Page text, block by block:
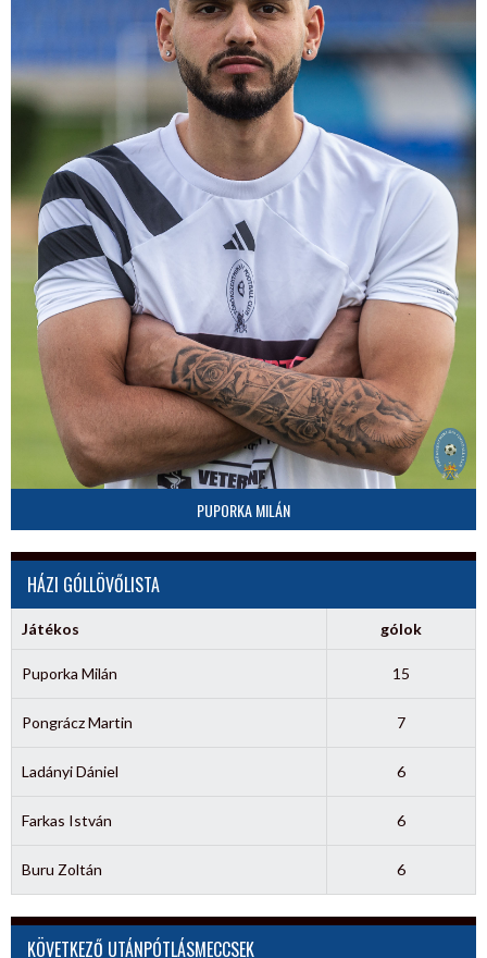
PUPORKA MILÁN
HÁZI GÓLLÖVŐLISTA
Játékos gólok
Puporka Milán 15
Pongrácz Martin 7
Ladányi Dániel 6
Farkas István 6
Buru Zoltán 6
KÖVETKEZŐ UTÁNPÓTLÁSMECCSEK